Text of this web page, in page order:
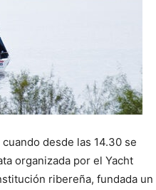
desde las 14.30 se
organizada por el Yacht
ribereña, fundada un